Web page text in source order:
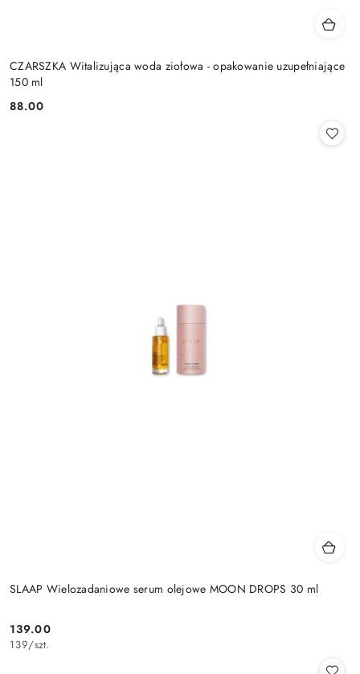
CZARSZKA Witalizująca woda ziołowa - opakowanie uzupełniające
150 ml
Cena:
88.00
SLAAP Wielozadaniowe serum olejowe MOON DROPS 30 ml
Cena:
139.00
139/szt.